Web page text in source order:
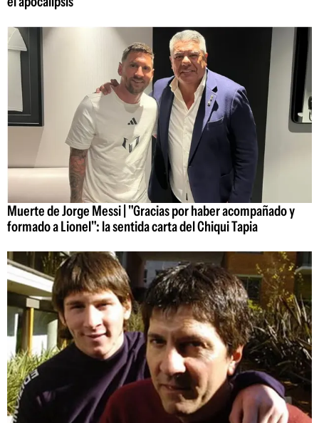
Muerte de Jorge Messi | "Gracias por haber acompañado y
formado a Lionel": la sentida carta del Chiqui Tapia